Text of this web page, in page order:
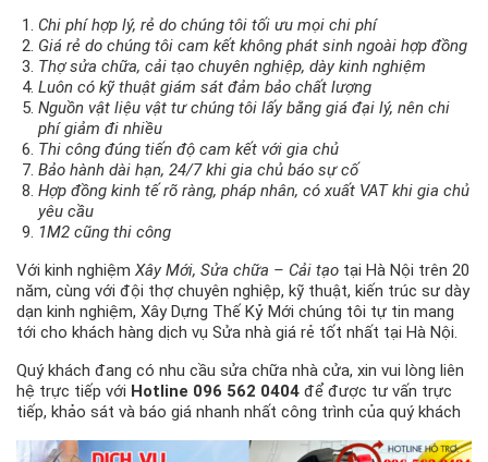
Chi phí hợp lý, rẻ do chúng tôi tối ưu mọi chi phí
Giá rẻ do chúng tôi cam kết không phát sinh ngoài hợp đồng
Thợ sửa chữa, cải tạo chuyên nghiệp, dày kinh nghiệm
Luôn có kỹ thuật giám sát đảm bảo chất lượng
Nguồn vật liệu vật tư chúng tôi lấy bằng giá đại lý, nên chi
phí giảm đi nhiều
Thi công đúng tiến độ cam kết với gia chủ
Bảo hành dài hạn, 24/7 khi gia chủ báo sự cố
Hợp đồng kinh tế rõ ràng, pháp nhân, có xuất VAT khi gia chủ
yêu cầu
1M2 cũng thi công
Với kinh nghiệm Xây Mới, Sửa chữa – Cải tạo tại Hà Nội trên 20
năm, cùng với đội thợ chuyên nghiệp, kỹ thuật, kiến trúc sư dày
dạn kinh nghiệm, Xây Dựng Thế Kỷ Mới chúng tôi tự tin mang
tới cho khách hàng dịch vụ Sửa nhà giá rẻ tốt nhất tại Hà Nội.
Quý khách đang có nhu cầu sửa chữa nhà cửa, xin vui lòng liên
hệ trực tiếp với Hotline 096 562 0404 để được tư vấn trực
tiếp, khảo sát và báo giá nhanh nhất công trình của quý khách